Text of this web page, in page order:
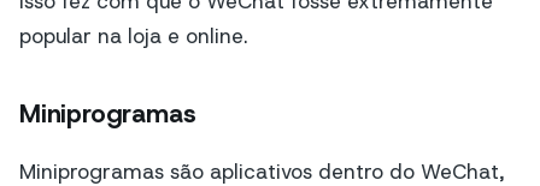
popular na loja e online.
Miniprogramas
Miniprogramas são aplicativos dentro do WeChat,